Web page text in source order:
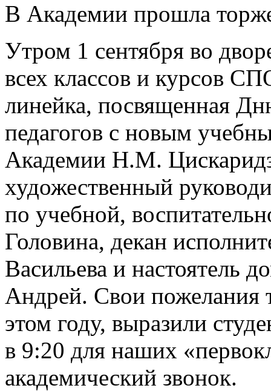
В Академии прошла
Утром 1 сентября во
всех классов и курсов
линейка, посвященная
педагогов с новым
Академии Н.М.
художественный
по учебной,
Головина, декан
Васильева и настоятель
Андрей. Свои пожелания
этом году, выразили
в 9:20 для наших
академический звонок.